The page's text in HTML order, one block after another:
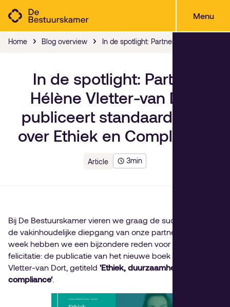
Menu
Home Blog overview In de spotlight: Partner Hélène
In de spotlight: Partner
Hélène Vletter-van Dort
publiceert standaardwerk
over Ethiek en Compliance
Article 3min
Bij De Bestuurskamer vieren we graag de successen en
de vakinhoudelijke diepgang van onze partners. Deze
week hebben we een bijzondere reden voor een
felicitatie: de publicatie van het nieuwe boek van Hélène
Vletter-van Dort, getiteld 'Ethiek, duurzaamheid en
compliance'.